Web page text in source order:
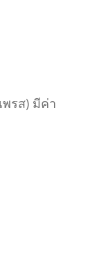
พรส) มีค่า